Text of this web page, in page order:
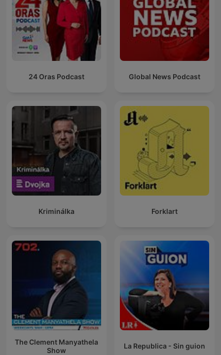
24 Oras Podcast Global News Podcast
Kriminálka Forklart
The Clement Manyathela
Show
La Republica - Sin guion